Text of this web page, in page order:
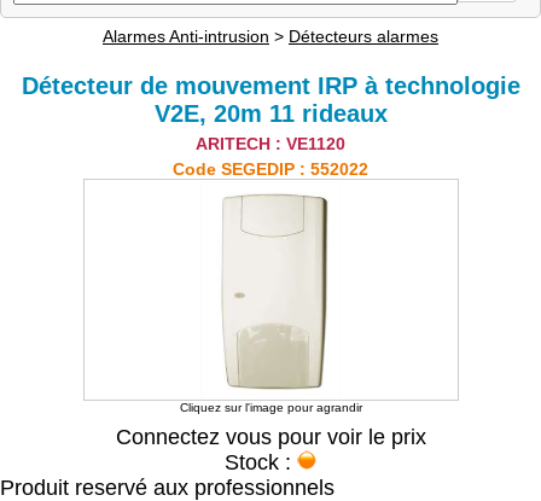
Alarmes Anti-intrusion > Détecteurs alarmes
Détecteur de mouvement IRP à technologie
V2E, 20m 11 rideaux
ARITECH : VE1120
Code SEGEDIP : 552022
Cliquez sur l'image pour agrandir
Connectez vous pour voir le prix
Stock :
Produit reservé aux professionnels